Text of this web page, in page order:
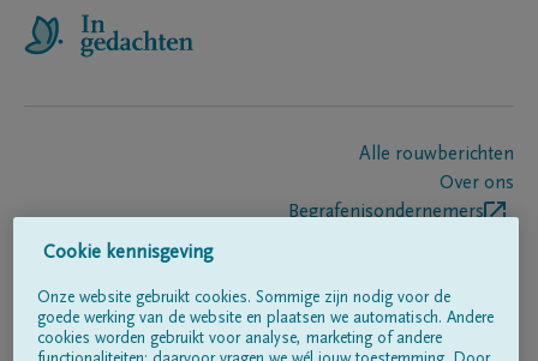
Alle rouwberichten
Over ons
Begrafenisondernemers
Volg ons op
Cookie kennisgeving
Onze website gebruikt cookies. Sommige zijn nodig voor de
goede werking van de website en plaatsen we automatisch. Andere
cookies worden gebruikt voor analyse, marketing of andere